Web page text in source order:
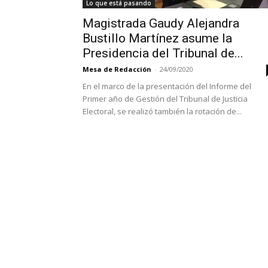
Lo que está pasando
Magistrada Gaudy Alejandra
Bustillo Martínez asume la
Presidencia del Tribunal de...
Mesa de Redacción - 24/09/2020
En el marco de la presentación del Informe del
Primer año de Gestión del Tribunal de Justicia
Electoral, se realizó también la rotación de...